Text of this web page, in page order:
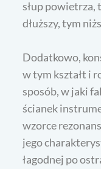
słup powietrza,
dłuższy, tym
Dodatkowo,
w tym kształt i
sposób, w jaki
ścianek
wzorce
jego
łagodnej po